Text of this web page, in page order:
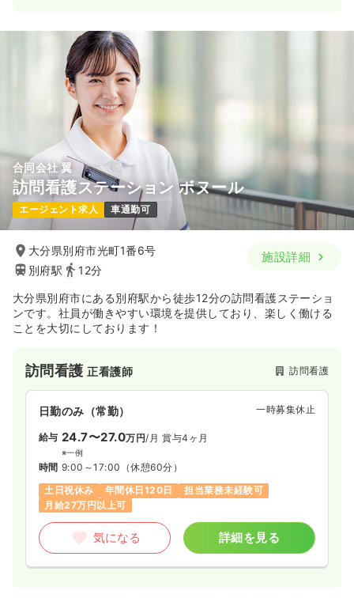
合同会社 翼
訪問看護ステーション ボヌール
エージェント求人 車通勤可
大分県別府市光町1番6号
別府駅
12分
施設詳細
大分県別府市にある別府駅から徒歩12分の訪問看護ステーショ
ンです。社員が働きやすい環境を提供しており、楽しく働ける
ことを大切にしております！
訪問看護正看護師 訪問看護
日勤のみ（常勤） 一時募集休止
給与 24.7〜27.0万円/月 賞与4ヶ月
※一例
時間 9:00～17:00 （休憩60分）
土日祝休み
年間休日120日
担当業務未経験可
月給27万円以上可
気になる 詳細を見る